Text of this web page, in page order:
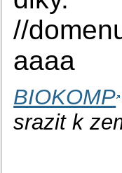
//
aaaa
BIOKOMP
srazit k